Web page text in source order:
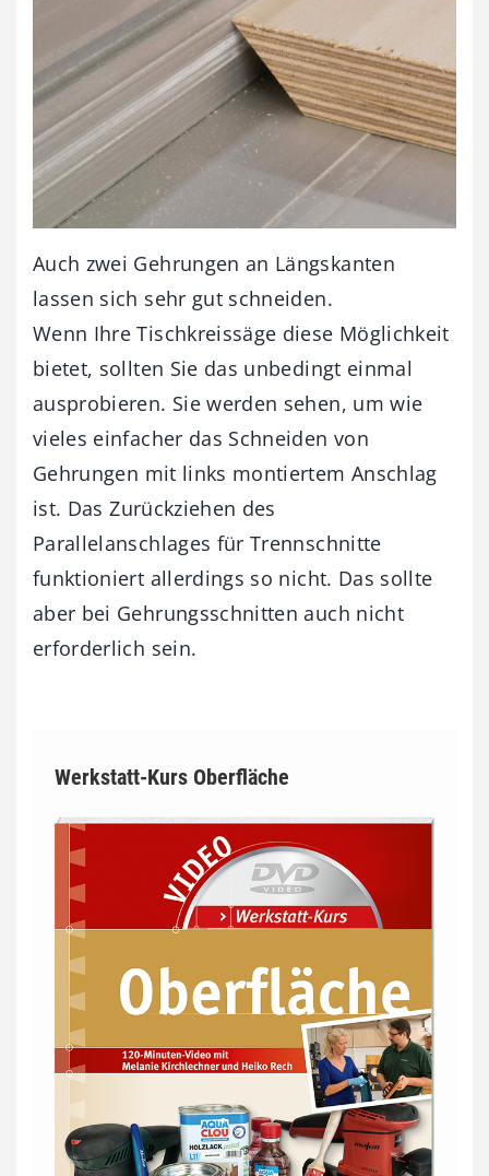
Auch zwei Gehrungen an Längskanten
lassen sich sehr gut schneiden.
Wenn Ihre Tischkreissäge diese Möglichkeit
bietet, sollten Sie das unbedingt einmal
ausprobieren. Sie werden sehen, um wie
vieles einfacher das Schneiden von
Gehrungen mit links montiertem Anschlag
ist. Das Zurückziehen des
Parallelanschlages für Trennschnitte
funktioniert allerdings so nicht. Das sollte
aber bei Gehrungsschnitten auch nicht
erforderlich sein.
Werkstatt-Kurs Oberfläche